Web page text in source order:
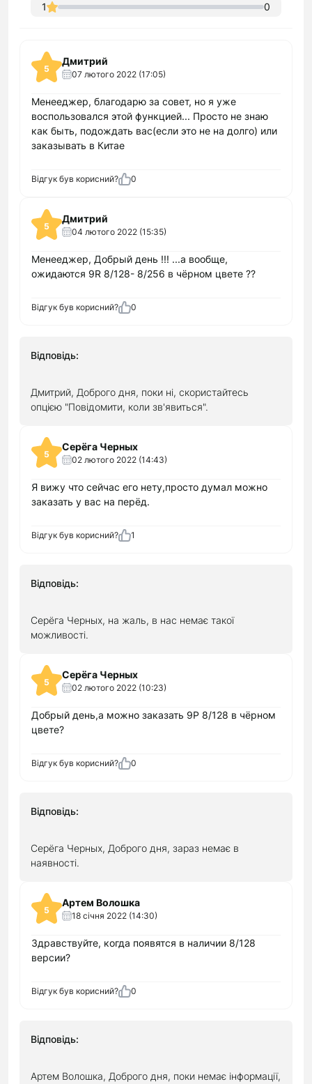
1 0
5
Дмитрий
07 лютого 2022 (17:05)
Менееджер, благодарю за совет, но я уже
воспользовался этой функцией... Просто не знаю
как быть, подождать вас(если это не на долго) или
заказывать в Китае
Відгук був корисний? 0
5
Дмитрий
04 лютого 2022 (15:35)
Менееджер, Добрый день !!! ...а вообще,
ожидаются 9R 8/128- 8/256 в чёрном цвете ??
Відгук був корисний? 0
Відповідь:
Дмитрий, Доброго дня, поки ні, скористайтесь
опцією "Повідомити, коли зв'явиться".
5
Серёга Черных
02 лютого 2022 (14:43)
Я вижу что сейчас его нету,просто думал можно
заказать у вас на перёд.
Відгук був корисний? 1
Відповідь:
Серёга Черных, на жаль, в нас немає такої
можливості.
5
Серёга Черных
02 лютого 2022 (10:23)
Добрый день,а можно заказать 9Р 8/128 в чёрном
цвете?
Відгук був корисний? 0
Відповідь:
Серёга Черных, Доброго дня, зараз немає в
наявності.
5
Артем Волошка
18 cічня 2022 (14:30)
Здравствуйте, когда появятся в наличии 8/128
версии?
Відгук був корисний? 0
Відповідь:
Артем Волошка, Доброго дня, поки немає інформації,